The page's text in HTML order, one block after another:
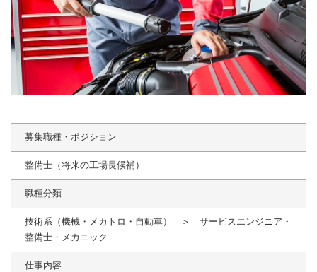
募集職種・ポジション
整備士（将来の工場長候補）
職種分類
技術系（機械・メカトロ・自動車） ＞ サービスエンジニア・
整備士・メカニック
仕事内容